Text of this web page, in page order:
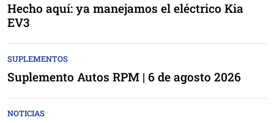
Hecho aquí: ya manejamos el eléctrico Kia
EV3
SUPLEMENTOS
Suplemento Autos RPM | 6 de agosto 2026
NOTICIAS